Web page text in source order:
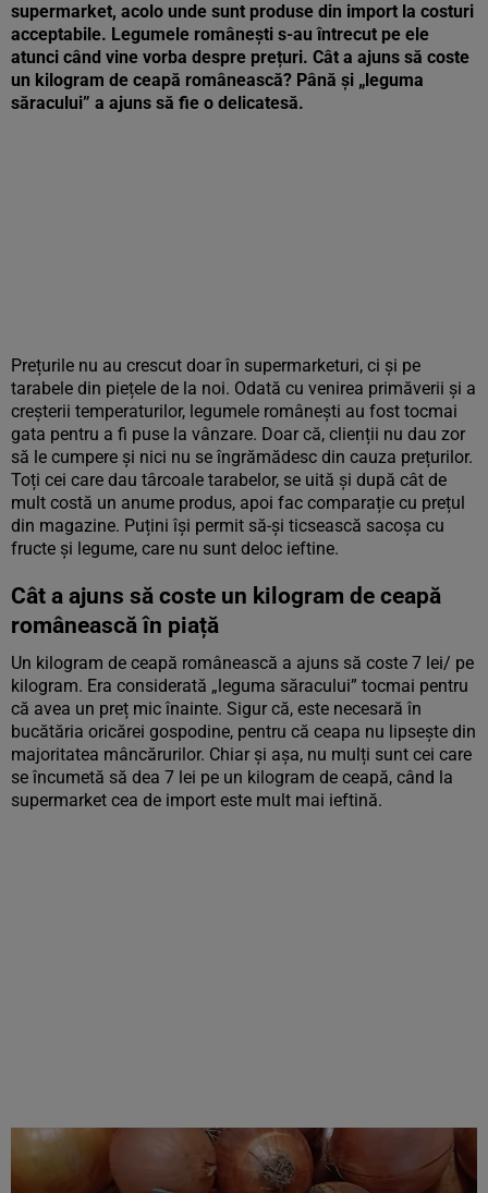
supermarket, acolo unde sunt produse din import la costuri
acceptabile. Legumele românești s-au întrecut pe ele
atunci când vine vorba despre prețuri. Cât a ajuns să coste
un kilogram de ceapă românească? Până și „leguma
săracului” a ajuns să fie o delicatesă.
Prețurile nu au crescut doar în supermarketuri, ci și pe
tarabele din piețele de la noi. Odată cu venirea primăverii și a
creșterii temperaturilor, legumele românești au fost tocmai
gata pentru a fi puse la vânzare. Doar că, clienții nu dau zor
să le cumpere și nici nu se îngrămădesc din cauza prețurilor.
Toți cei care dau târcoale tarabelor, se uită și după cât de
mult costă un anume produs, apoi fac comparație cu prețul
din magazine. Puțini își permit să-și ticsească sacoșa cu
fructe și legume, care nu sunt deloc ieftine.
Cât a ajuns să coste un kilogram de ceapă
românească în piață
Un kilogram de ceapă românească a ajuns să coste 7 lei/ pe
kilogram. Era considerată „leguma săracului” tocmai pentru
că avea un preț mic înainte. Sigur că, este necesară în
bucătăria oricărei gospodine, pentru că ceapa nu lipsește din
majoritatea mâncărurilor. Chiar și așa, nu mulți sunt cei care
se încumetă să dea 7 lei pe un kilogram de ceapă, când la
supermarket cea de import este mult mai ieftină.